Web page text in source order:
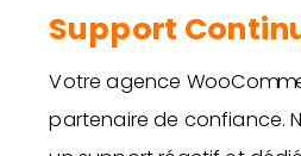
Support
Votre agence
partenaire de confiance.